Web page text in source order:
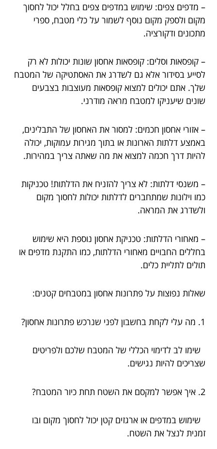
– מדפים צפים: שימוש במדפים צפים בחלל יכול לחסוך
מקום ולספק מקום נוסף לשמור על כלי מטבח, ספרי
מתכונים ודקורציה.
– קופסאות וסלים: קופסאות אחסון שונות יכולות לא רק
לסייע בסידור אלא גם לשדרג את האסתטיקה של המטבח
שלך. אתם יכולים למצוא קופסאות מעוצבות בצבעים
שונים שיעניקו למטבח מראה מודרני.
– אזורי אחסון חכמים: למסור את האחסון של התבלינים,
באמצע דלתות הארונות או בתוך מגירות עמוקות, יכולה
להיות דרך חכמה למצוא את מה שאתה צריך במהירות.
– משנסי דלתות: לא צריך להזניח את הדלתות! טכניקות
כמו וילונות שמתחברים לדלתות יכולות לחסוך מקום
ולשדרג את המראה.
– מאחורי הדלתות: טכניקת אחסון נוספת היא שימוש
בחללים החבויים מאחורי הדלתות, כמו התקנת מדפים או
תולים לתליית כלים.
שאלות נפוצות על פתרונות אחסון במטבחים קטנים:
1. מה עלי לקחת בחשבון לפני שנרכש פתרונות אחסון?
שימו לב לדימוי הכללי של המטבח שלכם ולפריטים
שצריכים להיות נגישים.
2. איך אפשר למקסם את השטח תחת כיור המטבח?
שימוש במדפים או ארגזים קטן יכול לחסוך מקום ובו
זמנית לנצל את השטח.